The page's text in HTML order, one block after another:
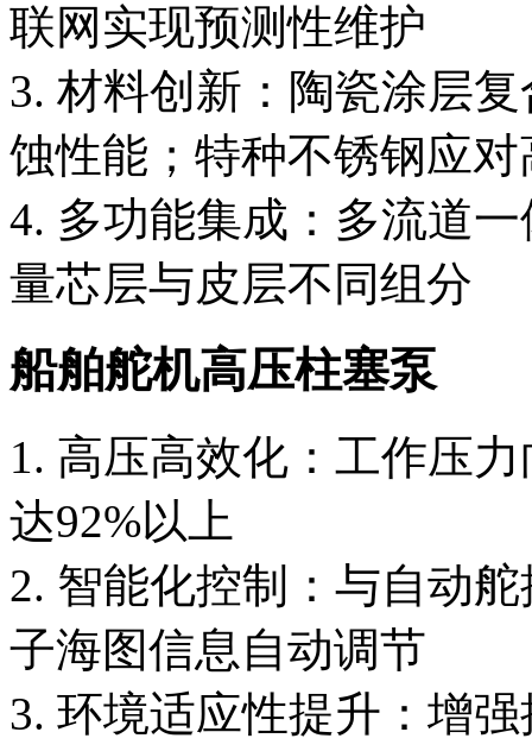
联网实现预测性维护
3. 材料创新：陶瓷涂层
蚀性能；特种不锈钢应
4. 多功能集成：多流道
量芯层与皮层不同组分
船舶舵机高压柱塞泵
1. 高压高效化：工作压
达92%以上
2. 智能化控制：与自动
子海图信息自动调节
3. 环境适应性提升：增